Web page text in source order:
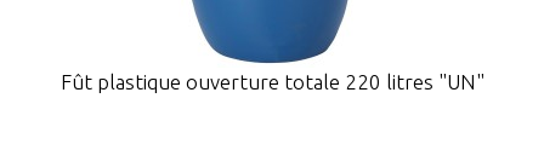
Fût plastique ouverture totale 220 litres "UN"